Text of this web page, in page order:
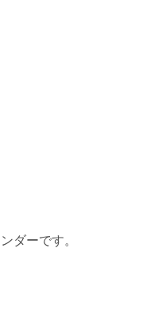
ダーです。